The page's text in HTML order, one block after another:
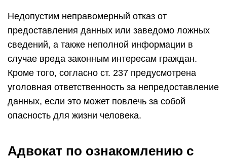
Недопустим неправомерный отказ от
предоставления данных или заведомо ложных
сведений, а также неполной информации в
случае вреда законным интересам граждан.
Кроме того, согласно ст. 237 предусмотрена
уголовная ответственность за непредоставление
данных, если это может повлечь за собой
опасность для жизни человека.
Адвокат по ознакомлению с